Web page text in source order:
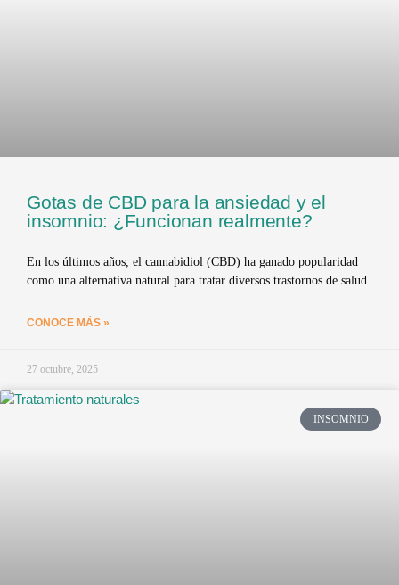
Gotas de CBD para la ansiedad y el
insomnio: ¿Funcionan realmente?
En los últimos años, el cannabidiol (CBD) ha ganado popularidad
como una alternativa natural para tratar diversos trastornos de salud.
CONOCE MÁS »
27 octubre, 2025
INSOMNIO